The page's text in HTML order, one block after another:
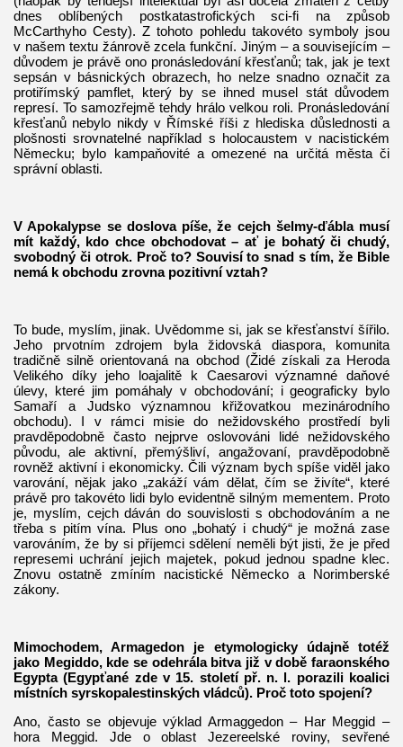
dnes oblíbených postkatastrofických sci-fi na způsob
McCarthyho Cesty). Z tohoto pohledu takovéto symboly jsou
v našem textu žánrově zcela funkční. Jiným – a souvisejícím –
důvodem je právě ono pronásledování křesťanů; tak, jak je text
sepsán v básnických obrazech, ho nelze snadno označit za
protiřímský pamflet, který by se ihned musel stát důvodem
represí. To samozřejmě tehdy hrálo velkou roli. Pronásledování
křesťanů nebylo nikdy v Římské říši z hlediska důslednosti a
plošnosti srovnatelné například s holocaustem v nacistickém
Německu; bylo kampaňovité a omezené na určitá města či
správní oblasti.
V Apokalypse se doslova píše, že cejch šelmy-ďábla musí
mít každý, kdo chce obchodovat – ať je bohatý či chudý,
svobodný či otrok. Proč to? Souvisí to snad s tím, že Bible
nemá k obchodu zrovna pozitivní vztah?
To bude, myslím, jinak. Uvědomme si, jak se křesťanství šířilo.
Jeho prvotním zdrojem byla židovská diaspora, komunita
tradičně silně orientovaná na obchod (Židé získali za Heroda
Velikého díky jeho loajalitě k Caesarovi významné daňové
úlevy, které jim pomáhaly v obchodování; i geograficky bylo
Samaří a Judsko významnou křižovatkou mezinárodního
obchodu). I v rámci misie do nežidovského prostředí byli
pravděpodobně často nejprve oslovováni lidé nežidovského
původu, ale aktivní, přemýšliví, angažovaní, pravděpodobně
rovněž aktivní i ekonomicky. Čili význam bych spíše viděl jako
varování, nějak jako „zakáží vám dělat, čím se živíte“, které
právě pro takovéto lidi bylo evidentně silným mementem. Proto
je, myslím, cejch dáván do souvislosti s obchodováním a ne
třeba s pitím vína. Plus ono „bohatý i chudý“ je možná zase
varováním, že by si příjemci sdělení neměli být jisti, že je před
represemi uchrání jejich majetek, pokud jednou spadne klec.
Znovu ostatně zmíním nacistické Německo a Norimberské
zákony.
Mimochodem, Armagedon je etymologicky údajně totéž
jako Megiddo, kde se odehrála bitva již v době faraonského
Egypta (Egypťané zde v 15. století př. n. l. porazili koalici
místních syrskopalestinských vládců). Proč toto spojení?
Ano, často se objevuje výklad Armaggedon – Har Meggid –
hora Meggid. Jde o oblast Jezereelské roviny, sevřené